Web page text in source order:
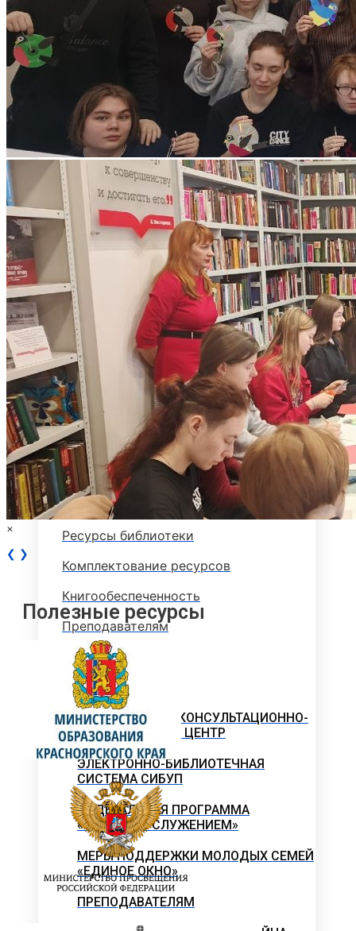
ПАРТНЕРЫ
НАУКА И ОБРАЗОВАНИЕ ПРОТИВ
ПРОТИВОДЕЙСТВИЕ КОРРУПЦИИ И
ТЕРРОРУ
ОТДЕЛ КАДРОВ
Конкурс на замещение вакантных
должностей научно-педагогических
работников
Выборы на вакантные должности
Вакансии
ОБЩИЙ ОТДЕЛ
ОЦЕНКА КАЧЕСТВА ОБРАЗОВАНИЯ
ДЕМОНСТРАЦИОННЫЙ ЭКЗАМЕН
АДАПТИРОВАННЫЕ
ОБРАЗОВАТЕЛЬНЫЕ ПРОГРАММЫ
БИБЛИОТЕКА
Документы библиотеки
Читателю
Ресурсы библиотеки
Комплектование ресурсов
Книгообеспеченность
Преподавателям
Наукометрия
Доступная среда
ЮРИДИЧЕСКИЙ КОНСУЛЬТАЦИОННО-
МЕТОДИЧЕСКИЙ ЦЕНТР
ЭЛЕКТРОННО-БИБЛИОТЕЧНАЯ
СИСТЕМА СИБУП
ФЕДЕРАЛЬНАЯ ПРОГРАММА
«ОБУЧЕНИЕ СЛУЖЕНИЕМ»
МЕРЫ ПОДДЕРЖКИ МОЛОДЫХ СЕМЕЙ
«ЕДИНОЕ ОКНО»
ПРЕПОДАВАТЕЛЯМ
×
❮ ❯
Полезные ресурсы